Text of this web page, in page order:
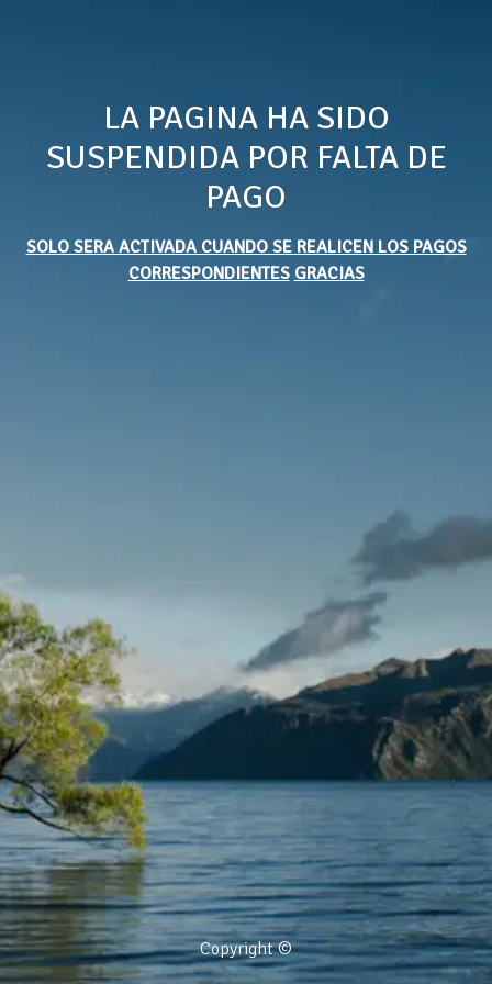
LA PAGINA HA SIDO
SUSPENDIDA POR FALTA DE
PAGO
SOLO SERA ACTIVADA CUANDO SE REALICEN LOS PAGOS
CORRESPONDIENTES GRACIAS
Copyright ©